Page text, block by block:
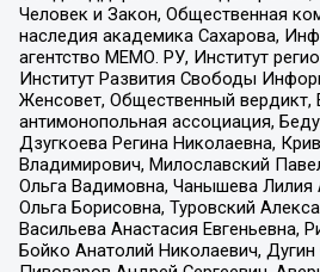
Человек и Закон, Общественная
наследия академика Сахарова,
агентство МЕМО. РУ, Институт
Институт Развития Свободы
Женсовет, Общественный вердикт,
антимонопольная ассоциация,
Дзугкоева Регина Николаевна,
Владимирович, Милославский
Ольга Вадимовна, Чанышева Лилия
Ольга Борисовна, Туровский
Васильева Анастасия Евгеньевна,
Бойко Анатолий Николаевич, Дугин